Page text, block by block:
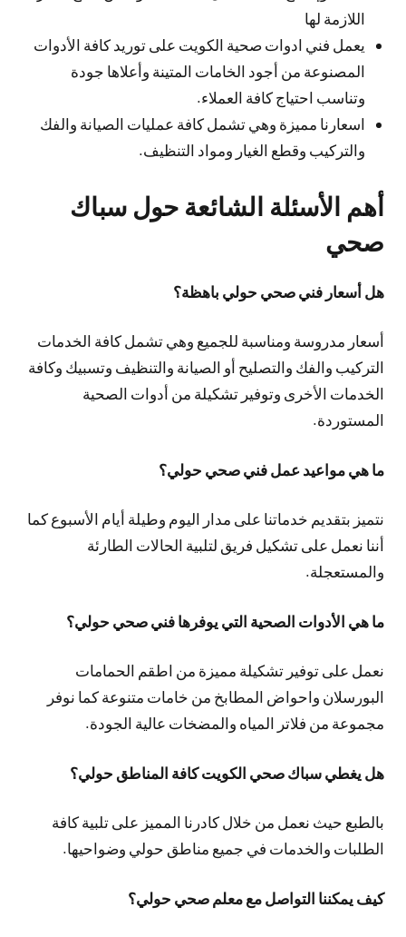
اللازمة لها
يعمل فني ادوات صحية الكويت على توريد كافة الأدوات
المصنوعة من أجود الخامات المتينة وأعلاها جودة
وتناسب احتياج كافة العملاء.
اسعارنا مميزة وهي تشمل كافة عمليات الصيانة والفك
والتركيب وقطع الغيار ومواد التنظيف.
أهم الأسئلة الشائعة حول سباك
صحي
هل أسعار فني صحي حولي باهظة؟
أسعار مدروسة ومناسبة للجميع وهي تشمل كافة الخدمات
التركيب والفك والتصليح أو الصيانة والتنظيف وتسبيك وكافة
الخدمات الأخرى وتوفير تشكيلة من أدوات الصحية
المستوردة.
ما هي مواعيد عمل فني صحي حولي؟
نتميز بتقديم خدماتنا على مدار اليوم وطيلة أيام الأسبوع كما
أننا نعمل على تشكيل فريق لتلبية الحالات الطارئة
والمستعجلة.
ما هي الأدوات الصحية التي يوفرها فني صحي حولي؟
نعمل على توفير تشكيلة مميزة من اطقم الحمامات
البورسلان واحواض المطابخ من خامات متنوعة كما نوفر
مجموعة من فلاتر المياه والمضخات عالية الجودة.
هل يغطي سباك صحي الكويت كافة المناطق حولي؟
بالطبع حيث نعمل من خلال كادرنا المميز على تلبية كافة
الطلبات والخدمات في جميع مناطق حولي وضواحيها.
كيف يمكننا التواصل مع معلم صحي حولي؟